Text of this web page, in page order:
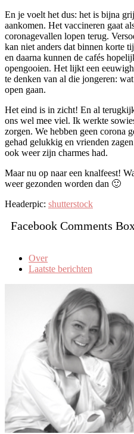
En je voelt het dus: het is bijna
aankomen. Het vaccineren gaat
coronagevallen lopen terug.
kan niet anders dat binnen korte
en daarna kunnen de cafés
opengooien. Het lijkt een
te denken van al die jongeren:
open gaan.
Het eind is in zicht! En al
ons wel mee viel. Ik werkte
zorgen. We hebben geen corona
gehad gelukkig en vrienden
ook weer zijn charmes had.
Maar nu op naar een knalfeest!
weer gezonden worden dan 🙂
Headerpic: shutterstock
Facebook Comments
Over
Laatste berichten